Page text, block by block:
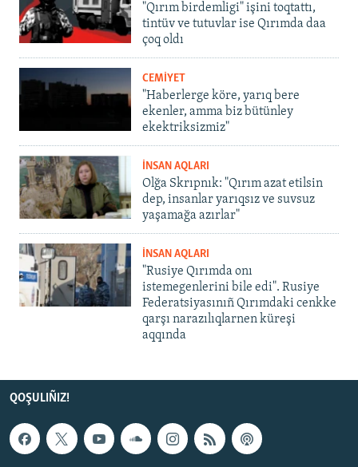
"Qırım birdemligi" işini toqtattı,
tintüv ve tutuvlar ise Qırımda daa
çoq oldı
CEMİYET
"Haberlerge köre, yarıq bere
ekenler, amma biz bütünley
ekektriksizmiz"
İNSAN AQLARI
Olğa Skrıpnık: "Qırım azat etilsin
dep, insanlar yarıqsız ve suvsuz
yaşamağa azırlar"
İNSAN AQLARI
"Rusiye Qırımda onı
istemegenlerini bile edi". Rusiye
Federatsiyasınıñ Qırımdaki cenkke
qarşı narazılıqlarnen küreşi
aqqında
QOŞULIÑIZ!